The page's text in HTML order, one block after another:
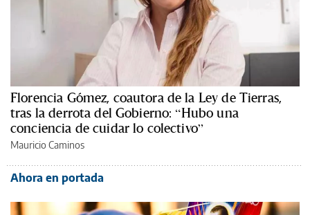
Florencia Gómez, coautora de la Ley de Tierras,
tras la derrota del Gobierno: “Hubo una
conciencia de cuidar lo colectivo”
Mauricio Caminos
Ahora en portada